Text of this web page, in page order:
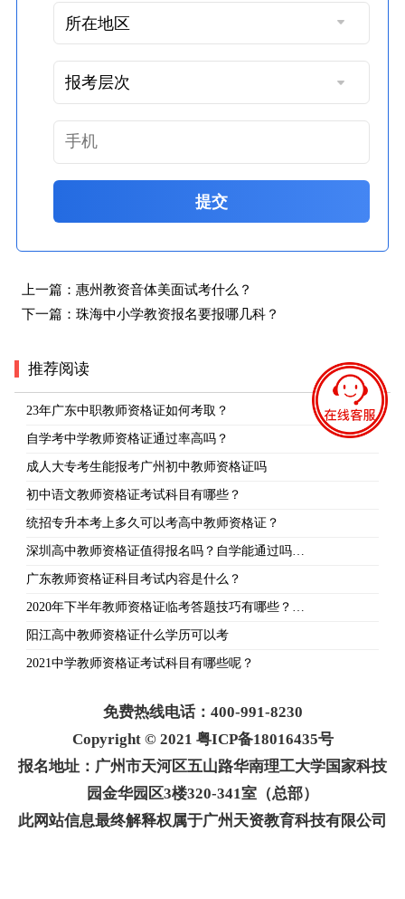
提交
上一篇： 惠州教资音体美面试考什么？
下一篇： 珠海中小学教资报名要报哪几科？
推荐阅读
23年广东中职教师资格证如何考取？
自学考中学教师资格证通过率高吗？
成人大专考生能报考广州初中教师资格证吗
初中语文教师资格证考试科目有哪些？
统招专升本考上多久可以考高中教师资格证？
深圳高中教师资格证值得报名吗？自学能通过吗…
广东教师资格证科目考试内容是什么？
2020年下半年教师资格证临考答题技巧有哪些？…
阳江高中教师资格证什么学历可以考
2021中学教师资格证考试科目有哪些呢？
免费热线电话：400-991-8230
Copyright © 2021 粤ICP备18016435号
报名地址：广州市天河区五山路华南理工大学国家科技
园金华园区3楼320-341室（总部）
此网站信息最终解释权属于广州天资教育科技有限公司